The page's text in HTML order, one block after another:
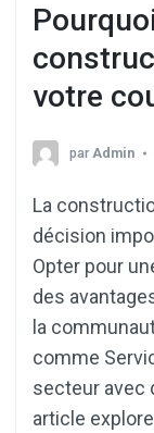
votre
par Admin
La
décision
Opter pour
des
la
comme
secteur avec
article